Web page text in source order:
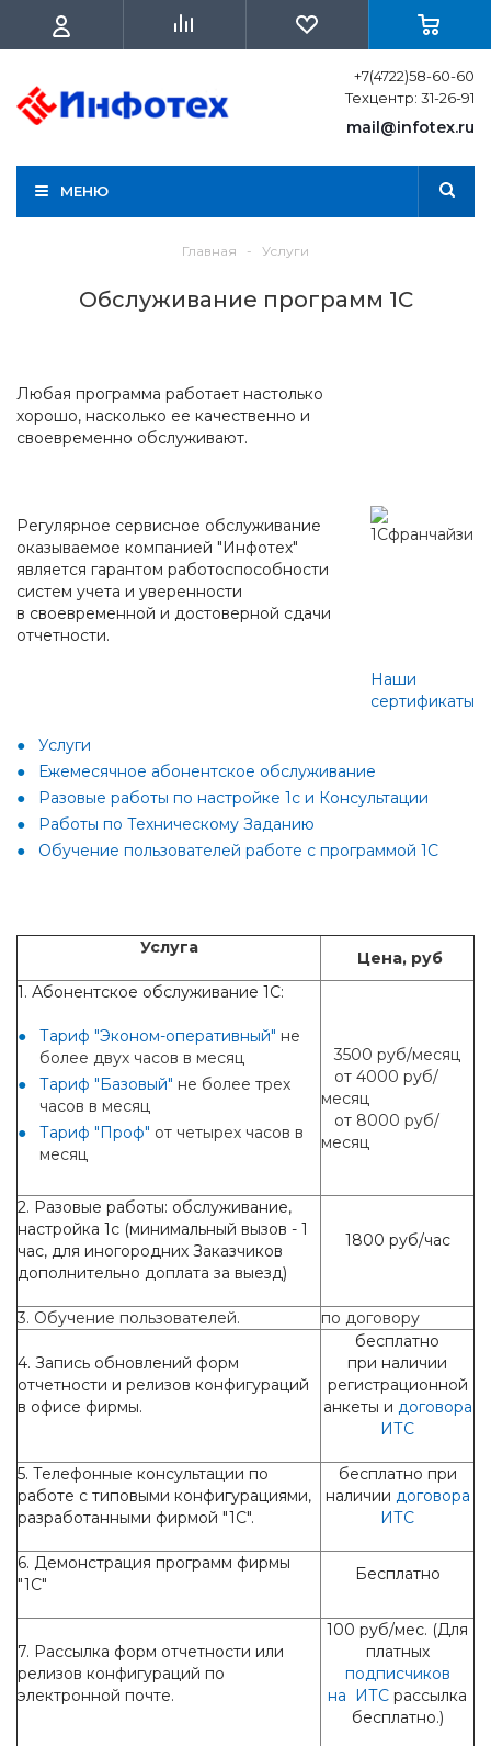
+7(4722)58-60-60
Техцентр: 31-26-91
mail@infotex.ru
МЕНЮ
Главная - Услуги
Обслуживание программ 1С
Любая программа работает настолько
хорошо, насколько ее качественно и
своевременно обслуживают.
Регулярное сервисное обслуживание
оказываемое компанией "Инфотех"
является гарантом работоспособности
систем учета и уверенности
в своевременной и достоверной сдачи
отчетности.
Наши
сертификаты
Услуги
Ежемесячное абонентское обслуживание
Разовые работы по настройке 1с и Консультации
Работы по Техническому Заданию
Обучение пользователей работе с программой 1С
Услуга
Цена, руб
1. Абонентское обслуживание 1С:
Тариф "Эконом-оперативный" не
более двух часов в месяц
Тариф "Базовый" не более трех
часов в месяц
Тариф "Проф" от четырех часов в
месяц
3500 руб/месяц
от 4000 руб/
месяц
от 8000 руб/
месяц
2. Разовые работы: обслуживание,
настройка 1с (минимальный вызов - 1
час, для иногородних Заказчиков
дополнительно доплата за выезд)
1800 руб/час
3. Обучение пользователей. по договору
4. Запись обновлений форм
отчетности и релизов конфигураций
в офисе фирмы.
бесплатно
при наличии
регистрационной
анкеты и договора
ИТС
5. Телефонные консультации по
работе с типовыми конфигурациями,
разработанными фирмой "1С".
бесплатно при
наличии договора
ИТС
6. Демонстрация программ фирмы
"1С"
Бесплатно
7. Рассылка форм отчетности или
релизов конфигураций по
электронной почте.
100 руб/мес. (Для
платных
подписчиков
на ИТС рассылка
бесплатно.)